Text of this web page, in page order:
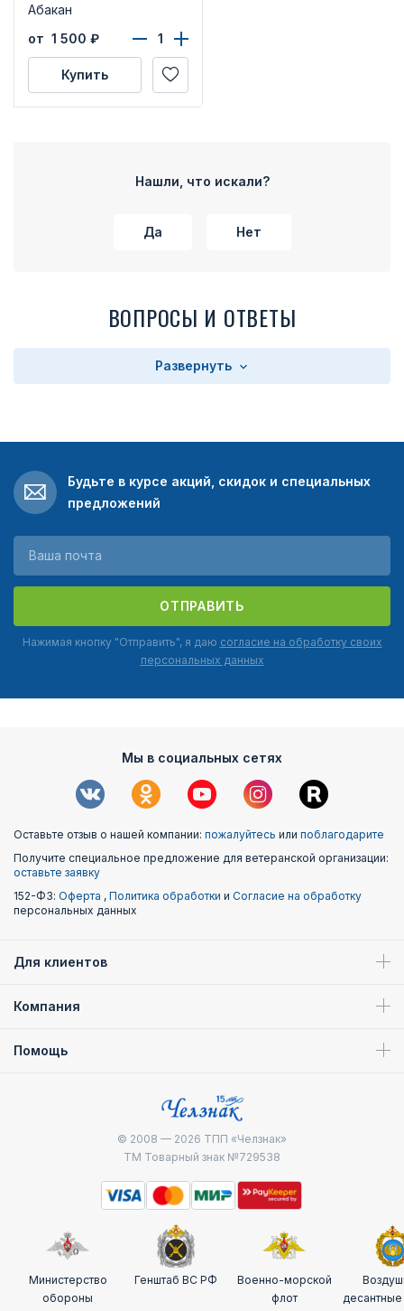
Абакан
от 1 500 ₽
Купить
Нашли, что искали?
Да Нет
ВОПРОСЫ И ОТВЕТЫ
Развернуть
Будьте в курсе акций, скидок и специальных
предложений
ОТПРАВИТЬ
Нажимая кнопку "Отправить", я даю согласие на обработку своих
персональных данных
Мы в социальных сетях
Оставьте отзыв о нашей компании: пожалуйтесь или поблагодарите
Получите специальное предложение для ветеранской организации:
оставьте заявку
152-ФЗ: Оферта , Политика обработки и Согласие на обработку
персональных данных
Для клиентов
Компания
Помощь
© 2008 — 2026 ТПП «Челзнак»
ТМ Товарный знак №729538
Министерство
обороны
Генштаб ВС РФ
Военно-морской
флот
десантные